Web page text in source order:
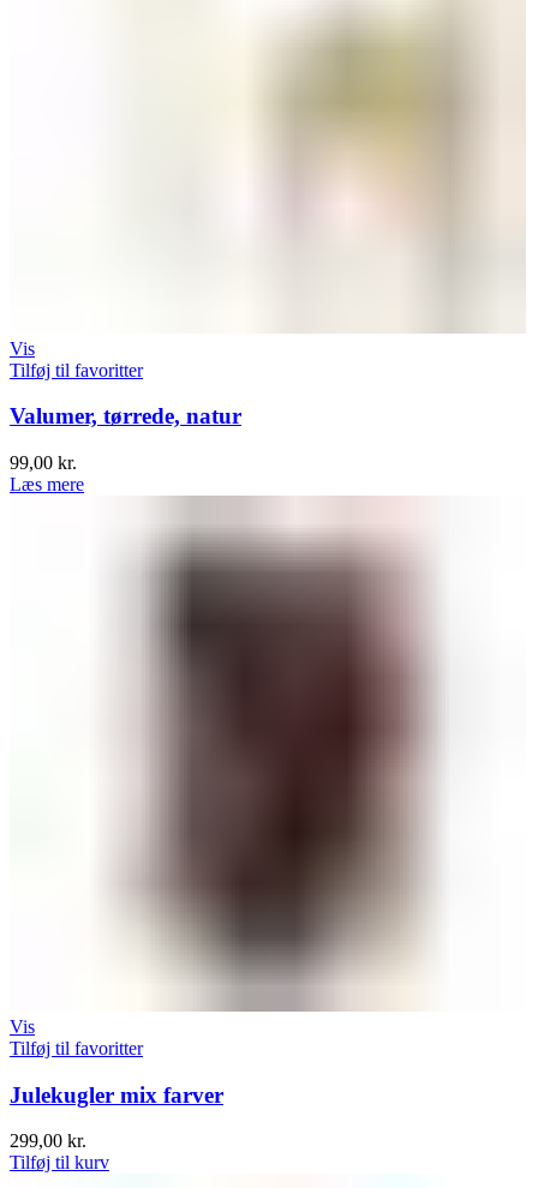
Vis
Tilføj til favoritter
Valumer, tørrede, natur
99,00 kr.
Læs mere
Vis
Tilføj til favoritter
Julekugler mix farver
299,00 kr.
Tilføj til kurv